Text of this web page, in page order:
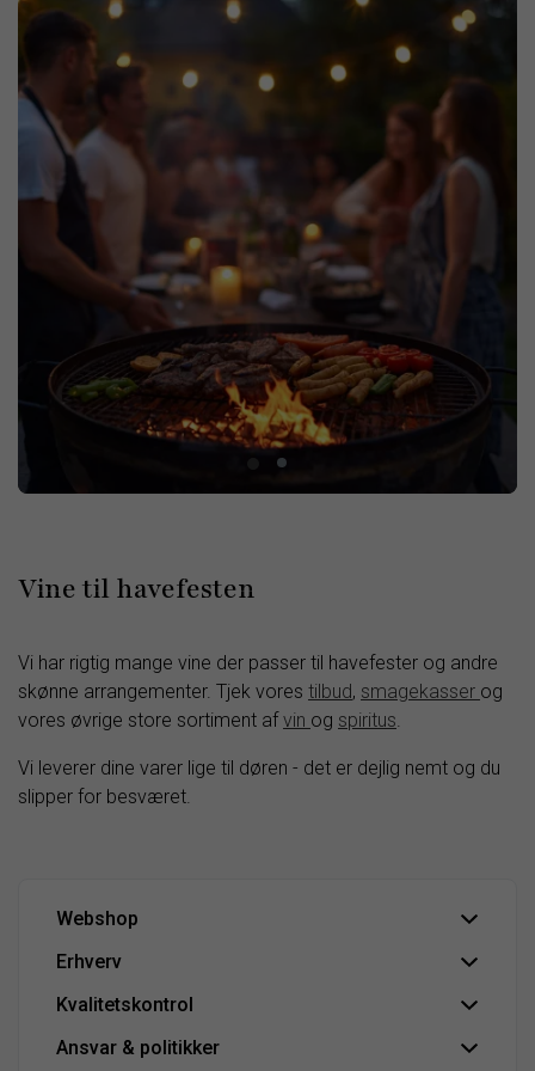
Vine til havefesten
Vi har rigtig mange vine der passer til havefester og andre
skønne arrangementer. Tjek vores tilbud, smagekasser og
vores øvrige store sortiment afvin og spiritus.
Vi leverer dine varer lige til døren - det er dejlig nemt og du
slipper for besværet.
Webshop
Om Oskar Davidsen
Handelsbetingelser
Fortryd aftale
Erhverv
HoReCa | B2B
Erhvervssalg
Kvalitetskontrol
IFS Food-certificering
Ansvar & politikker